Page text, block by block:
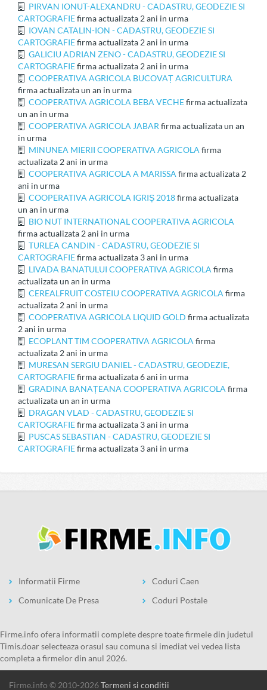
PIRVAN IONUT-ALEXANDRU - CADASTRU, GEODEZIE SI
CARTOGRAFIEfirma actualizata 2 ani in urma
IOVAN CATALIN-ION - CADASTRU, GEODEZIE SI
CARTOGRAFIEfirma actualizata 2 ani in urma
GALICIU ADRIAN ZENO - CADASTRU, GEODEZIE SI
CARTOGRAFIEfirma actualizata 2 ani in urma
COOPERATIVA AGRICOLA BUCOVAȚ AGRICULTURA
firma actualizata un an in urma
COOPERATIVA AGRICOLA BEBA VECHEfirma actualizata
un an in urma
COOPERATIVA AGRICOLA JABAR firma actualizata un an
in urma
MINUNEA MIERII COOPERATIVA AGRICOLA firma
actualizata 2 ani in urma
COOPERATIVA AGRICOLA A MARISSA firma actualizata 2
ani in urma
COOPERATIVA AGRICOLA IGRIȘ 2018firma actualizata
un an in urma
BIO NUT INTERNATIONAL COOPERATIVA AGRICOLA
firma actualizata 2 ani in urma
TURLEA CANDIN - CADASTRU, GEODEZIE SI
CARTOGRAFIEfirma actualizata 3 ani in urma
LIVADA BANATULUI COOPERATIVA AGRICOLA firma
actualizata un an in urma
CEREALFRUIT COSTEIU COOPERATIVA AGRICOLA firma
actualizata 2 ani in urma
COOPERATIVA AGRICOLA LIQUID GOLD firma actualizata
2 ani in urma
ECOPLANT TIM COOPERATIVA AGRICOLA firma
actualizata 2 ani in urma
MURESAN SERGIU DANIEL - CADASTRU, GEODEZIE,
CARTOGRAFIEfirma actualizata 6 ani in urma
GRADINA BANAȚEANA COOPERATIVA AGRICOLA firma
actualizata un an in urma
DRAGAN VLAD - CADASTRU, GEODEZIE SI
CARTOGRAFIEfirma actualizata 3 ani in urma
PUSCAS SEBASTIAN - CADASTRU, GEODEZIE SI
CARTOGRAFIEfirma actualizata 3 ani in urma
Informatii Firme
Comunicate De Presa
Coduri Caen
Coduri Postale
firme.info ofera informatii complete despre toate firmele din judetul
Timis.doar selecteaza orasul sau comuna si imediat vei vedea lista
completa a firmelor din anul 2026.
firme.info © 2010-2026Termeni si conditii